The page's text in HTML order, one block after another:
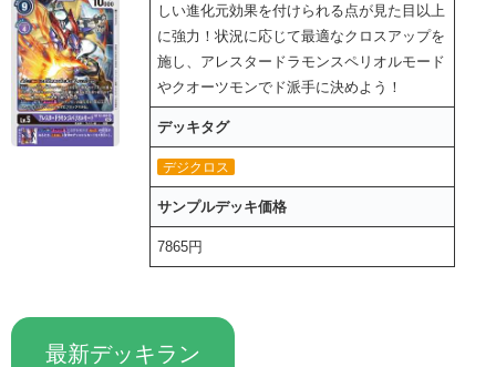
しい進化元効果を付けられる点が見た目以上
に強力！状況に応じて最適なクロスアップを
施し、アレスタードラモンスペリオルモード
やクオーツモンでド派手に決めよう！
デッキタグ
デジクロス
サンプルデッキ価格
7865円
最新デッキラン